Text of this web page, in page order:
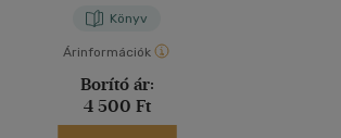
Könyv
Árinformációk
Borító ár:
4 500 Ft